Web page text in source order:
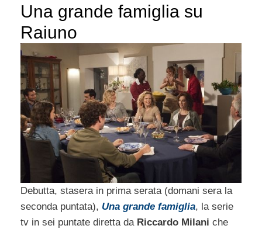
Una grande famiglia su
Raiuno
Debutta, stasera in prima serata (domani sera la
seconda puntata), Una grande famiglia, la serie
tv in sei puntate diretta da Riccardo Milani che